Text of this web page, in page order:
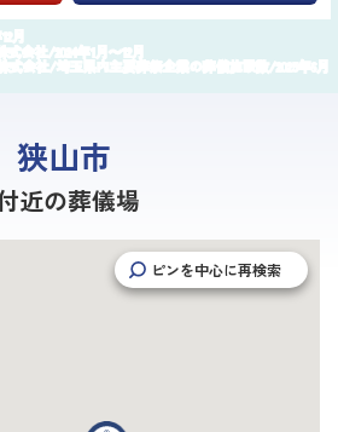
月
会社/2024年1月〜12月
式会社/埼玉県内主要葬祭企業の葬儀施設数/2025年6月
狭山市
近の葬儀場
ピンを中心に再検索